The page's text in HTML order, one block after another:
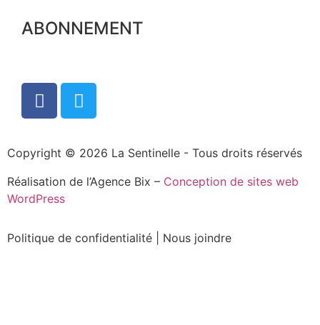
ABONNEMENT
Copyright © 2026 La Sentinelle - Tous droits réservés
Réalisation de l’Agence Bix – Conception de sites web
WordPress
Politique de confidentialité Nous joindre